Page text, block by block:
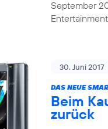
September
30. Juni 2017
DAS NEUE
Beim
zurück